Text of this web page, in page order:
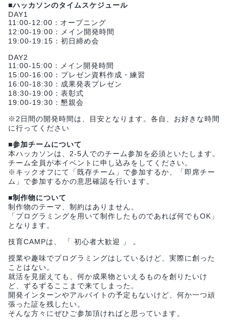
■ハッカソンのタイムスケジュール
DAY1
11:00-12:00：オープニング
12:00-19:00：メイン開発時間
19:00-19:15：初日締め会
DAY2
11:00-15:00：メイン開発時間
15:00-16:00：プレゼン資料作成・練習
16:00-18:30：成果発表プレゼン
18:30-19:00：表彰式
19:00-19:30：懇親会
※2日間の開発時間は、目安となります。各自、お好きな時間
に行ってください
■参加チームについて
本ハッカソンは、2-5人でのチーム参加を必須といたします。
チーム全員が本イベントに申し込みをしてください。
※キックオフにて「既存チーム」で参加するか、「即席チー
ム」で参加するかの意思確認を行います。
■制作物について
制作物のテーマ、制約はありません。
「プログラミングを用いて制作したものであれば何でもOK」
となります。
技育CAMPは、 「 初心者大歓迎 」 。
授業や趣味でプログラミングはしているけど、実際に創った
ことはない。
就活を見据えても、何か成果物といえるものを創りたいけ
ど、ずるずるここまで来てしまった。
開発インターンやアルバイトの予定もないけど、何か一つ頑
張った証を残したい。
そんな方々にぜひご参加頂ければと思っています。